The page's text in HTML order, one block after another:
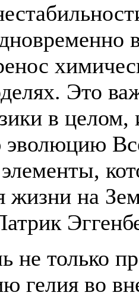
Это
в
жизни на
не только
гелия во